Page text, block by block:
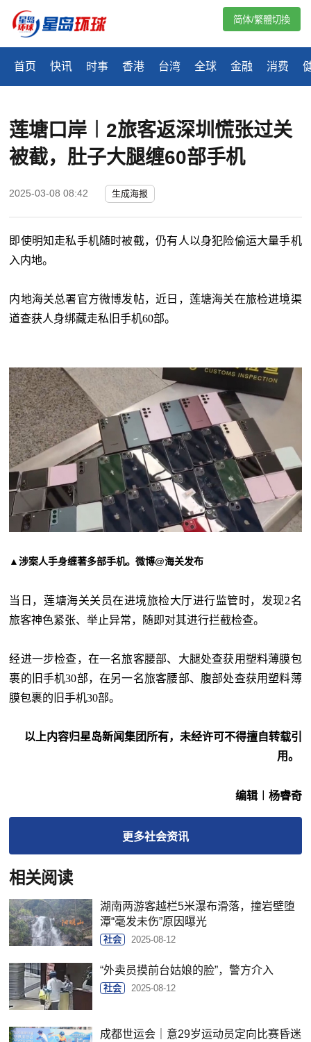
首页 快讯 时事 香港 台湾 全球 金融 消费
简体/繁體切換
莲塘口岸︱2旅客返深圳慌张过关
被截，肚子大腿缠60部手机
2025-03-08 08:42 生成海报
即使明知走私手机随时被截，仍有人以身犯险偷运大量手机
入内地。
内地海关总署官方微博发帖，近日，莲塘海关在旅检进境渠
道查获人身绑藏走私旧手机60部。
▲涉案人手身缠著多部手机。微博@海关发布
当日，莲塘海关关员在进境旅检大厅进行监管时，发现2名
旅客神色紧张、举止异常，随即对其进行拦截检查。
经进一步检查，在一名旅客腰部、大腿处查获用塑料薄膜包
裹的旧手机30部，在另一名旅客腰部、腹部处查获用塑料薄
膜包裹的旧手机30部。
以上内容归星岛新闻集团所有，未经许可不得擅自转载引
用。
编辑︱杨睿奇
更多社会资讯
相关阅读
湖南两游客越栏5米瀑布滑落，撞岩壁堕
潭“毫发未伤”原因曝光
社会 2025-08-12
“外卖员摸前台姑娘的脸”，警方介入
社会 2025-08-12
成都世运会｜意29岁运动员定向比赛昏迷